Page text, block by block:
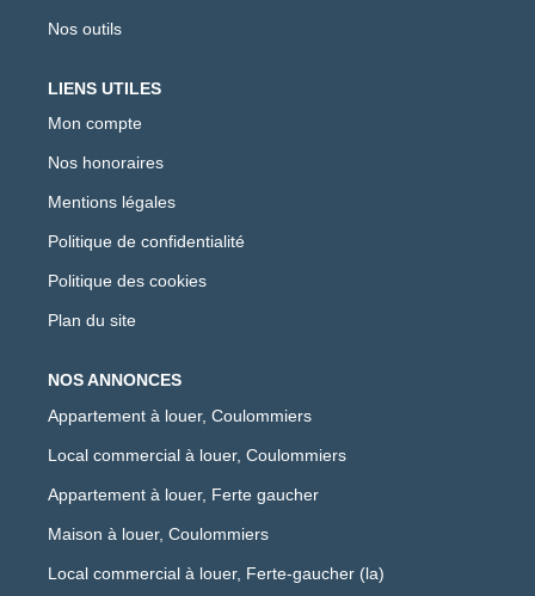
Nos outils
LIENS UTILES
Mon compte
Nos honoraires
Mentions légales
Politique de confidentialité
Politique des cookies
Plan du site
NOS ANNONCES
Appartement à louer, Coulommiers
Local commercial à louer, Coulommiers
Appartement à louer, Ferte gaucher
Maison à louer, Coulommiers
Local commercial à louer, Ferte-gaucher (la)